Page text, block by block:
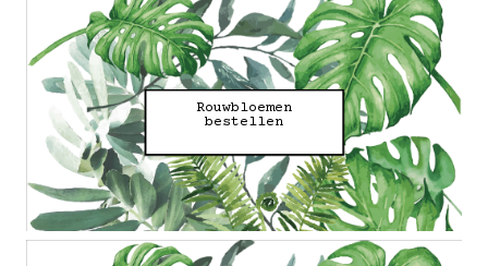
Rouwbloemen
bestellen